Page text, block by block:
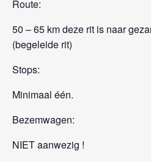
Route:
50 – 65 km deze rit is naar
(begeleide rit)
Stops:
Minimaal één.
Bezemwagen:
NIET aanwezig !